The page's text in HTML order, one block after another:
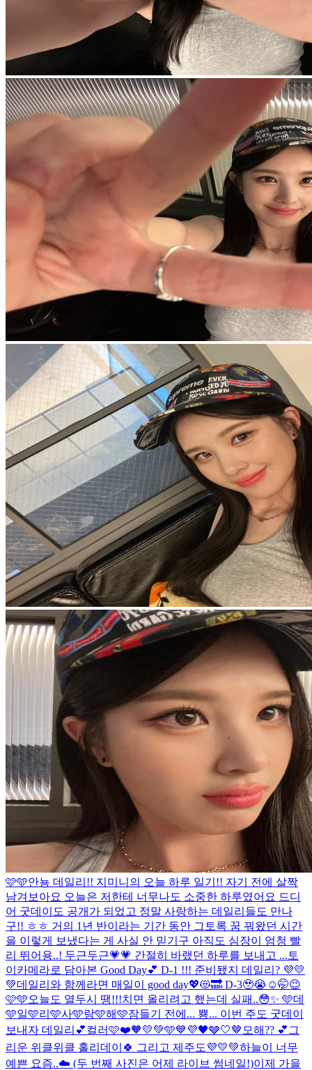
🩷🩵안뇽 데일리!! 지미니의 오늘 하루 일기!! 자기 전에 살짝
남겨보아요 오늘은 저한테 너무나도 소중한 하루였어요 드디
어 굿데이도 공개가 되었고 정말 사랑하는 데일리들도 만나
구!! ㅎㅎ 거의 1년 반이라는 기간 동안 그토록 꿈 꿔왔던 시간
을 이렇게 보냈다는 게 사실 안 믿기구 아직도 심장이 엄청 빨
리 뛰어용..! 두근두근💗💗 간절히 바랬던 하루를 보내고 ... 토
이카메라로 담아본 Good Day💕 D-1 !!! 준비됐지 데일리? 💜💛
💚데일리와 함께라면 매일이 good day💖😻🔜 D-3🥹😭☺️🤭😉
🩷🩵오늘도 열두시 땡!!!치면 올리려고 했는데 실패..😳✨ 🩵데
🩵일🩵리🩵사🩵랑🩵해🩵잠들기 전에... 뿅... 이번 주도 굿데이
보내자 데일리💕컬러🩷❤️🧡💛💚🩵💙💜🖤🩶🤍🤎 모해?? 💕 그
리운 위클위클 홀리데이🍀 그리고 제주도💜💛💚하늘이 너무
예쁜 요즘..☁️ (두 번째 사진은 어제 라이브 썸네일!)이제 가을